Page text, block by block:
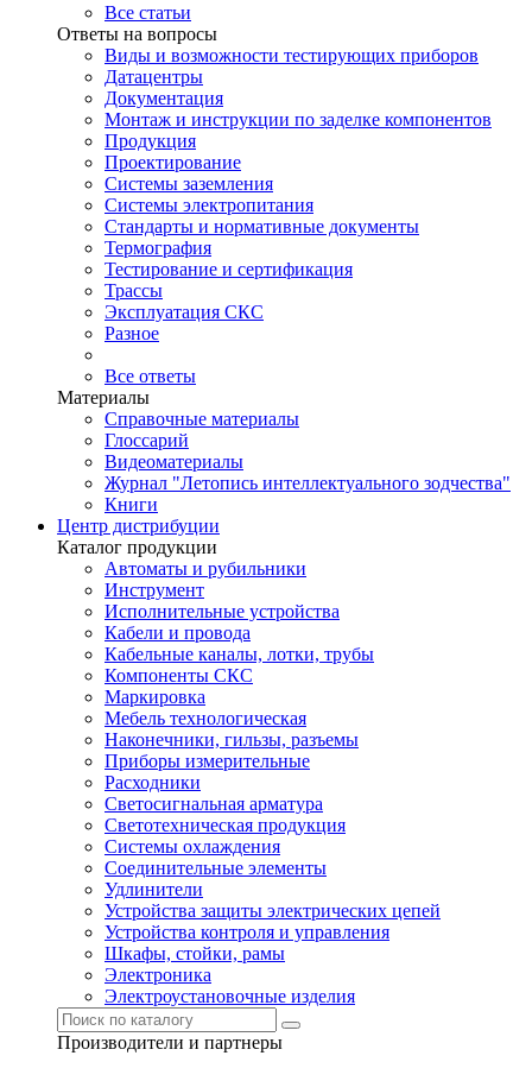
Все статьи
Ответы на вопросы
Виды и возможности тестирующих приборов
Датацентры
Документация
Монтаж и инструкции по заделке компонентов
Продукция
Проектирование
Системы заземления
Системы электропитания
Стандарты и нормативные документы
Термография
Тестирование и сертификация
Трассы
Эксплуатация СКС
Разное
Все ответы
Материалы
Справочные материалы
Глоссарий
Видеоматериалы
Журнал "Летопись интеллектуального зодчества"
Книги
Центр дистрибуции
Каталог продукции
Автоматы и рубильники
Инструмент
Исполнительные устройства
Кабели и провода
Кабельные каналы, лотки, трубы
Компоненты СКС
Маркировка
Мебель технологическая
Наконечники, гильзы, разъемы
Приборы измерительные
Расходники
Светосигнальная арматура
Светотехническая продукция
Системы охлаждения
Соединительные элементы
Удлинители
Устройства защиты электрических цепей
Устройства контроля и управления
Шкафы, стойки, рамы
Электроника
Электроустановочные изделия
Производители и партнеры